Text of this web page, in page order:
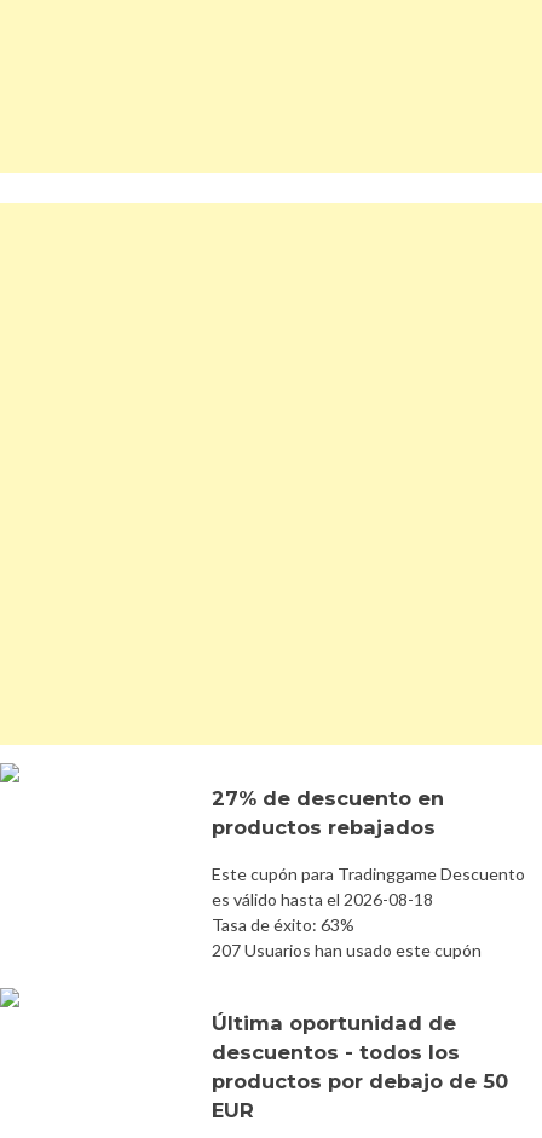
27% de descuento en
productos rebajados
Este cupón para Tradinggame Descuento
es válido hasta el 2026-08-18
Tasa de éxito: 63%
207 Usuarios han usado este cupón
Última oportunidad de
descuentos - todos los
productos por debajo de 50
EUR